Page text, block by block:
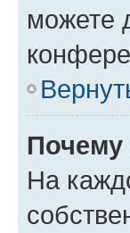
можете
Почему
На